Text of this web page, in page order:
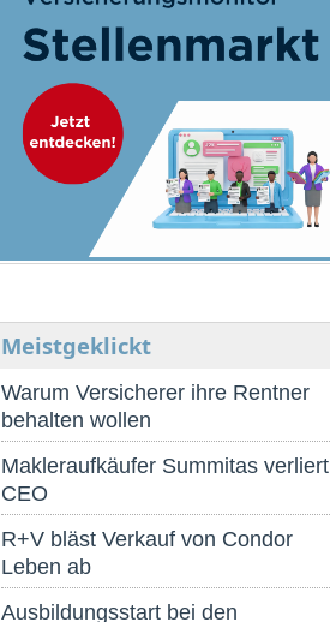
Meistgeklickt
Warum Versicherer ihre Rentner
behalten wollen
Makleraufkäufer Summitas verliert
CEO
R+V bläst Verkauf von Condor
Leben ab
Ausbildungsstart bei den